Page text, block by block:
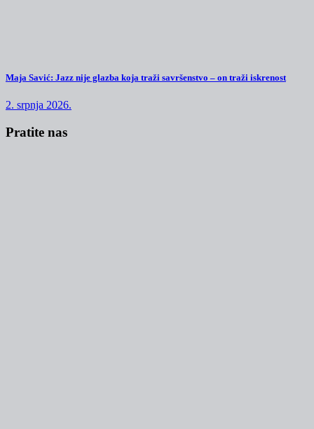
Maja Savić: Jazz nije glazba koja traži savršenstvo – on traži iskrenost
2. srpnja 2026.
Pratite nas